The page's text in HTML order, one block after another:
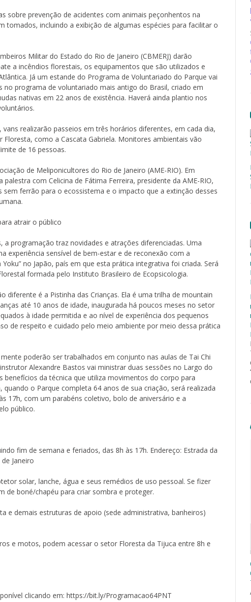
sobre prevenção de acidentes com animais peçonhentos na
tomados, incluindo a exibição de algumas espécies para facilitar o
Militar do Estado do Rio de Janeiro (CBMERJ) darão
a incêndios florestais, os equipamentos que são utilizados e
Já um estande do Programa de Voluntariado do Parque vai
no programa de voluntariado mais antigo do Brasil, criado em
nativas em 22 anos de existência. Haverá ainda plantio nos
realizarão passeios em três horários diferentes, em cada dia,
como a Cascata Gabriela. Monitores ambientais vão
de 16 pessoas.
de Meliponicultores do Rio de Janeiro (AME-RIO). Em
com Celicina de Fátima Ferreira, presidente da AME-RIO,
sem ferrão para o ecossistema e o impacto que a extinção desses
atrair o público
programação traz novidades e atrações diferenciadas. Uma
experiência sensível de bem-estar e de reconexão com a
no Japão, país em que esta prática integrativa foi criada. Será
formada pelo Instituto Brasileiro de Ecopsicologia.
diferente é a Pistinha das Crianças. Ela é uma trilha de mountain
até 10 anos de idade, inaugurada há poucos meses no setor
à idade permitida e ao nível de experiência dos pequenos
de respeito e cuidado pelo meio ambiente por meio dessa prática
poderão ser trabalhados em conjunto nas aulas de Tai Chi
Alexandre Bastos vai ministrar duas sessões no Largo do
benefícios da técnica que utiliza movimentos do corpo para
o Parque completa 64 anos de sua criação, será realizada
17h, com um parabéns coletivo, bolo de aniversário e a
público.
fim de semana e feriados, das 8h às 17h. Endereço: Estrada da
Janeiro
solar, lanche, água e seus remédios de uso pessoal. Se fizer
de boné/chapéu para criar sombra e proteger.
e demais estruturas de apoio (sede administrativa, banheiros)
e motos, podem acessar o setor Floresta da Tijuca entre 8h e
clicando em: https://bit.ly/Programacao64PNT